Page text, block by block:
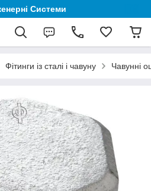
Системи
Фітинги із сталі і чавуну Чавунні